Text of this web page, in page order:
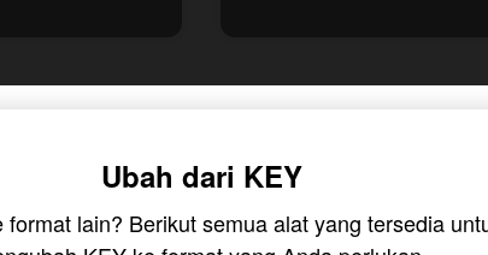
Ubah dari KEY
lain? Berikut semua alat yang tersedia